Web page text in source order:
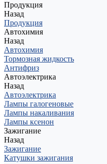
Продукция
Назад
Продукция
Автохимия
Назад
Автохимия
Тормозная жидкость
Антифриз
Автоэлектрика
Назад
Автоэлектрика
Лампы галогеновые
Лампы накаливания
Лампы ксенон
Зажигание
Назад
Зажигание
Катушки зажигания